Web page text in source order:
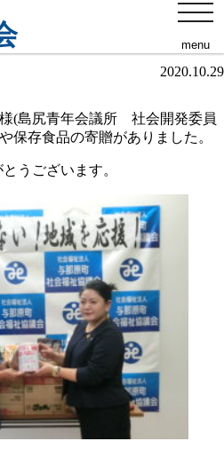
menu
寄贈がありました
2020.10.29
(島尻青年会議所 社会開発委員
存食品の寄贈がありました。
うございます。